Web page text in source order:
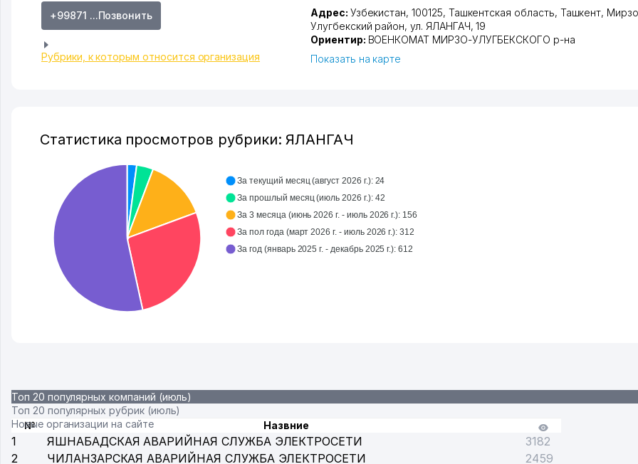
+99871 ...Позвонить
Рубрики, к которым относится организация
Адрес: Узбекистан, 100125, Ташкентская область, Ташкент,
Улугбекский район,ул. ЯЛАНГАЧ, 19
Ориентир: ВОЕНКОМАТ МИРЗО-УЛУГБЕКСКОГО р-на
Показать на карте
Статистика просмотров рубрики: ЯЛАНГАЧ
За текущий месяц (август 2026 г.): 24
За прошлый месяц (июль 2026 г.): 42
За 3 месяца (июнь 2026 г. - июль 2026 г.): 156
За пол года (март 2026 г. - июль 2026 г.): 312
За год (январь 2025 г. - декабрь 2025 г.): 612
Топ 20 популярных компаний (июль)
Топ 20 популярных рубрик (июль)
Новые организации на сайте
№ Назвние
1 ЯШНАБАДСКАЯ АВАРИЙНАЯ СЛУЖБА ЭЛЕКТРОСЕТИ
3182
2
ЧИЛАНЗАРСКАЯ АВАРИЙНАЯ СЛУЖБА ЭЛЕКТРОСЕТИ
2459